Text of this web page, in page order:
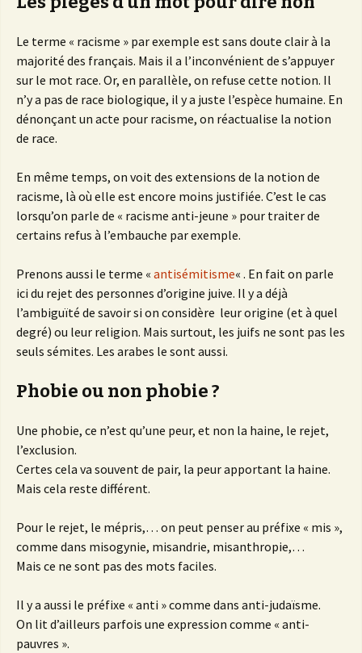
Le terme « racisme » par exemple est sans doute clair à la
majorité des français. Mais il a l’inconvénient de s’appuyer
sur le mot race. Or, en parallèle, on refuse cette notion. Il
n’y a pas de race biologique, il y a juste l’espèce humaine. En
dénonçant un acte pour racisme, on réactualise la notion
de race.
En même temps, on voit des extensions de la notion de
racisme, là où elle est encore moins justifiée. C’est le cas
lorsqu’on parle de « racisme anti-jeune » pour traiter de
certains refus à l’embauche par exemple.
Prenons aussi le terme « antisémitisme« . En fait on parle
ici du rejet des personnes d’origine juive. Il y a déjà
l’ambiguïté de savoir si on considère leur origine (et à quel
degré) ou leur religion. Mais surtout, les juifs ne sont pas les
seuls sémites. Les arabes le sont aussi.
Phobie ou non phobie ?
Une phobie, ce n’est qu’une peur, et non la haine, le rejet,
l’exclusion.
Certes cela va souvent de pair, la peur apportant la haine.
Mais cela reste différent.
Pour le rejet, le mépris,… on peut penser au préfixe « mis »,
comme dans misogynie, misandrie, misanthropie,…
Mais ce ne sont pas des mots faciles.
Il y a aussi le préfixe « anti » comme dans anti-judaïsme.
On lit d’ailleurs parfois une expression comme « anti-
pauvres ».